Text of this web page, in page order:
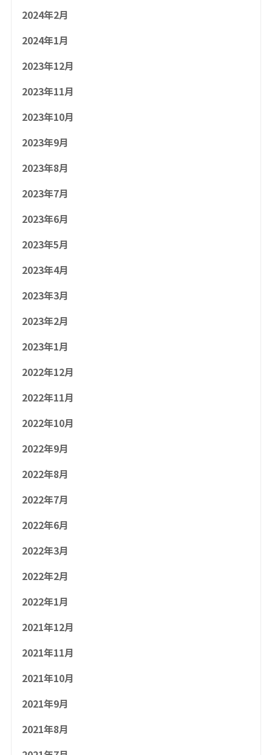
2024年2月
2024年1月
2023年12月
2023年11月
2023年10月
2023年9月
2023年8月
2023年7月
2023年6月
2023年5月
2023年4月
2023年3月
2023年2月
2023年1月
2022年12月
2022年11月
2022年10月
2022年9月
2022年8月
2022年7月
2022年6月
2022年3月
2022年2月
2022年1月
2021年12月
2021年11月
2021年10月
2021年9月
2021年8月